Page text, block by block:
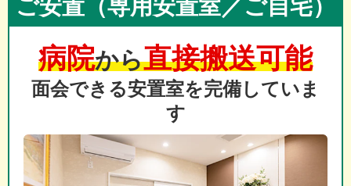
ご安置（専用安置室／ご自宅）
病院から直接搬送可能
面会できる安置室を完備していま
す